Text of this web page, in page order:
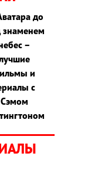
до
знаменем
–
и
с
Сэмом